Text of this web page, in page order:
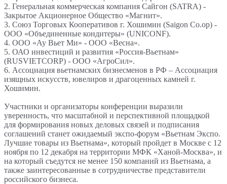
2. Генеральная коммерческая компания Сайгон (SATRA) -
Закрытое Акционерное Общество «Магнит».
3. Союз Торговых Кооперативов г. Хошимин (Saigon Co.op) -
ООО «Объединенные кондитеры» (UNICONF).
4. ООО «Ау Вьет Ми» - ООО «Весна».
5. ОАО инвестиций и развития «Россия-Вьетнам»
(RUSVIETCORP) - ООО «АгроСил».
6. Ассоциация вьетнамских бизнесменов в РФ – Ассоциация
изящных искусств, ювелиров и драгоценных камней г.
Хошимин.
Участники и организаторы конференции выразили
уверенность, что масштабной и перспективной площадкой
для формирования новых деловых связей и подписания
соглашений станет ожидаемый экспо-форум «Вьетнам Экспо.
Лучшие товары из Вьетнама», который пройдет в Москве с 12
ноября по 12 декабря на территории МФК «Ханой-Москва», и
на который съедутся не менее 150 компаний из Вьетнама, а
также заинтересованные в сотрудничестве представители
российского бизнеса.